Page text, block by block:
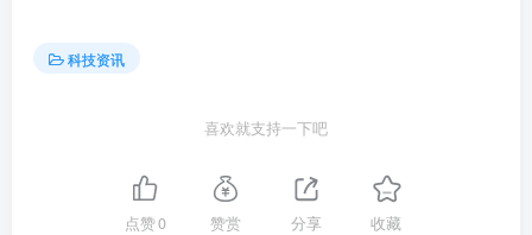
科技资讯
喜欢就支持一下吧
点赞0 赞赏 分享 收藏